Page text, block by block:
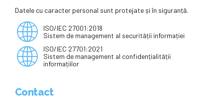
Datele cu caracter personal sunt protejate și în siguranță.
ISO/IEC 27001:2018
Sistem de management al securității informației
ISO/IEC 27701:2021
Sistem de management al confidențialității
informațiilor
Contact